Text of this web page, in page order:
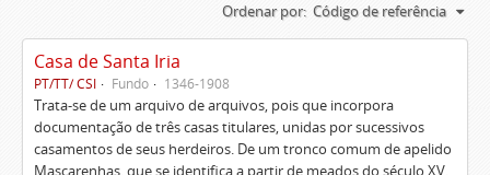
Ordenar por: Código de referência
Casa de Santa Iria
PT/TT/ CSI Fundo 1346-1908
Trata-se de um arquivo de arquivos, pois que incorpora
documentação de três casas titulares, unidas por sucessivos
casamentos de seus herdeiros. De um tronco comum de apelido
Mascarenhas, que se identifica a partir de meados do século XV,